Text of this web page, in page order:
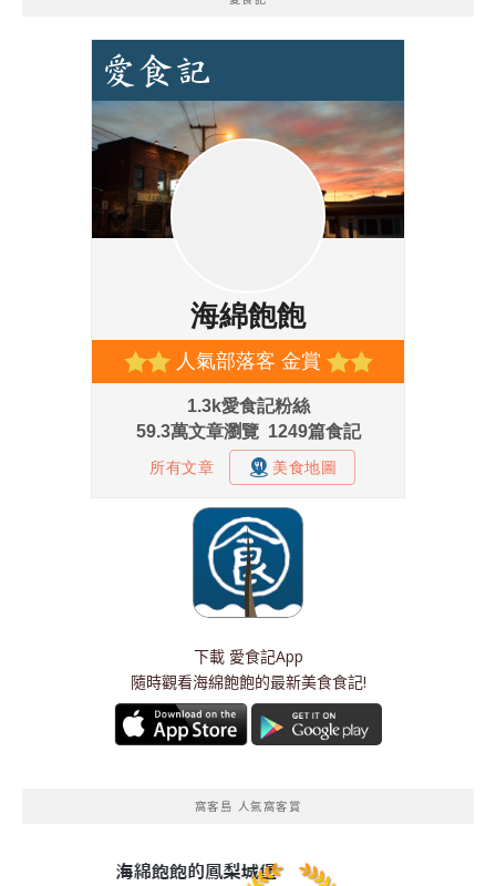
下載 愛食記App
隨時觀看海綿飽飽的最新美食食記!
窩客島 人氣窩客賞